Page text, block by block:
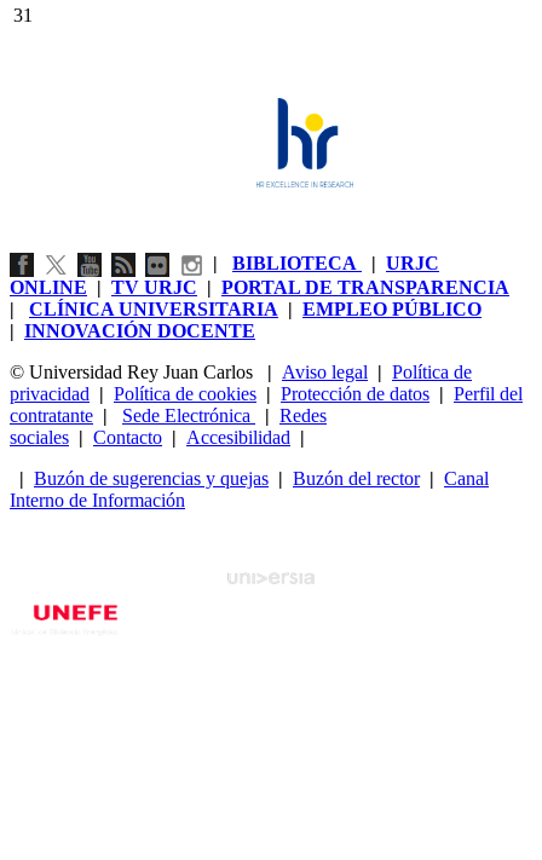
31
| BIBLIOTECA | URJC
ONLINE | TV URJC | PORTAL DE TRANSPARENCIA
| CLÍNICA UNIVERSITARIA | EMPLEO PÚBLICO
| INNOVACIÓN DOCENTE
© Universidad Rey Juan Carlos
| Aviso legal | Política de
privacidad | Política de cookies | Protección de datos | Perfil del
contratante | Sede Electrónica | Redes
sociales | Contacto | Accesibilidad |
| Buzón de sugerencias y quejas | Buzón del rector| Canal
Interno de Información